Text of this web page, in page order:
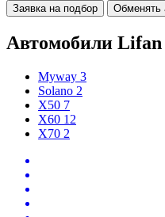
Заявка на подбор Обменять
Автомобили Lifan
Myway 3
Solano 2
X50 7
X60 12
X70 2